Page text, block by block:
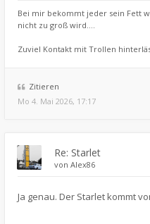
Bei mir bekommt jeder sein Fett
nicht zu groß wird....
Zuviel Kontakt mit Trollen
Zitieren
Mo 4. Mai 2026, 17:17
Re: Starlet
von Alex86
Ja genau. Der Starlet kommt